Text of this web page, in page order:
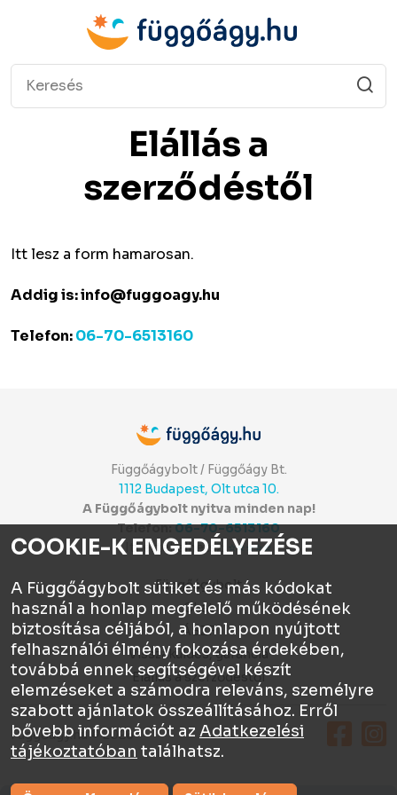
Elállás a
szerződéstől
Itt lesz a form hamarosan.
Addig is:info@fuggoagy.hu
Telefon:06-70-6513160
Függőágybolt / Függőágy Bt.
1112 Budapest, Olt utca 10.
A Függőágybolt nyitva minden nap!
Telefon:06-70-6513160
Itt értékelhetsz:⭐⭐⭐⭐⭐
Függőágybolt
Chat
ÁSZF
Visszaküldés, garancia
Elállás a szerződéstől
Függőágy.hu © 2026
COOKIE-K ENGEDÉLYEZÉSE
A Függőágybolt sütiket és más kódokat
használ a honlap megfelelő működésének
biztosítása céljából, a honlapon nyújtott
felhasználói élmény fokozása érdekében,
továbbá ennek segítségével készít
elemzéseket a számodra releváns, személyre
szabott ajánlatok összeállításához. Erről
bővebb információt az Adatkezelési
tájékoztatóban találhatsz.